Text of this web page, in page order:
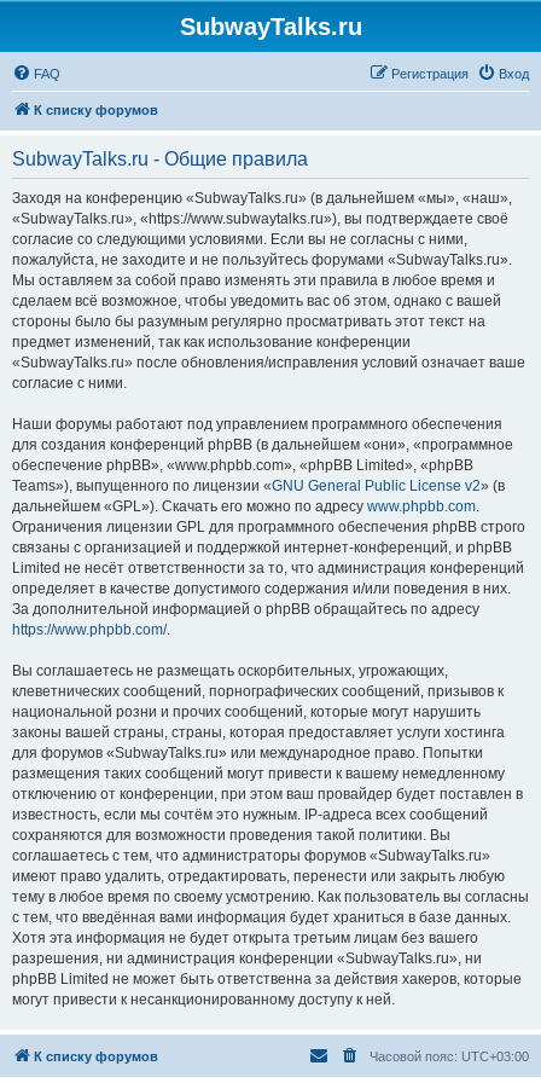
SubwayTalks.ru
FAQ Вход
Регистрация
К списку форумов
SubwayTalks.ru - Общие правила
Заходя на конференцию «SubwayTalks.ru» (в дальнейшем «мы», «наш»,
«SubwayTalks.ru», «https://www.subwaytalks.ru»), вы подтверждаете своё
согласие со следующими условиями. Если вы не согласны с ними,
пожалуйста, не заходите и не пользуйтесь форумами «SubwayTalks.ru».
Мы оставляем за собой право изменять эти правила в любое время и
сделаем всё возможное, чтобы уведомить вас об этом, однако с вашей
стороны было бы разумным регулярно просматривать этот текст на
предмет изменений, так как использование конференции
«SubwayTalks.ru» после обновления/исправления условий означает ваше
согласие с ними.
Наши форумы работают под управлением программного обеспечения
для создания конференций phpBB (в дальнейшем «они», «программное
обеспечение phpBB», «www.phpbb.com», «phpBB Limited», «phpBB
Teams»), выпущенного по лицензии «GNU General Public License v2» (в
дальнейшем «GPL»). Скачать его можно по адресу www.phpbb.com.
Ограничения лицензии GPL для программного обеспечения phpBB строго
связаны с организацией и поддержкой интернет-конференций, и phpBB
Limited не несёт ответственности за то, что администрация конференций
определяет в качестве допустимого содержания и/или поведения в них.
За дополнительной информацией о phpBB обращайтесь по адресу
https://www.phpbb.com/.
Вы соглашаетесь не размещать оскорбительных, угрожающих,
клеветнических сообщений, порнографических сообщений, призывов к
национальной розни и прочих сообщений, которые могут нарушить
законы вашей страны, страны, которая предоставляет услуги хостинга
для форумов «SubwayTalks.ru» или международное право. Попытки
размещения таких сообщений могут привести к вашему немедленному
отключению от конференции, при этом ваш провайдер будет поставлен в
известность, если мы сочтём это нужным. IP-адреса всех сообщений
сохраняются для возможности проведения такой политики. Вы
соглашаетесь с тем, что администраторы форумов «SubwayTalks.ru»
имеют право удалить, отредактировать, перенести или закрыть любую
тему в любое время по своему усмотрению. Как пользователь вы согласны
с тем, что введённая вами информация будет храниться в базе данных.
Хотя эта информация не будет открыта третьим лицам без вашего
разрешения, ни администрация конференции «SubwayTalks.ru», ни
phpBB Limited не может быть ответственна за действия хакеров, которые
могут привести к несанкционированному доступу к ней.
К списку форумов Часовой пояс: UTC+03:00